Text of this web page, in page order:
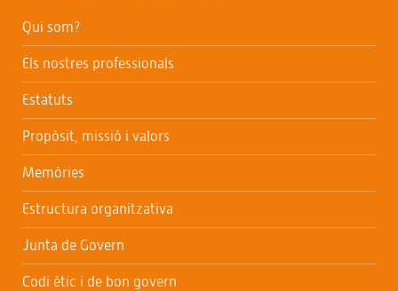
Qui som?
Els nostres professionals
Estatuts
Propòsit, missió i valors
Memòries
Estructura organitzativa
Junta de Govern
Codi ètic i de bon govern